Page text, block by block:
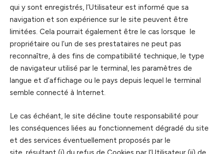
qui y sont enregistrés, l’Utilisateur est informé que sa
navigation et son expérience sur le site peuvent être
limitées. Cela pourrait également être le cas lorsque le
propriétaire ou l’un de ses prestataires ne peut pas
reconnaître, à des fins de compatibilité technique, le type
de navigateur utilisé par le terminal, les paramètres de
langue et d’affichage ou le pays depuis lequel le terminal
semble connecté à Internet.
Le cas échéant, le site décline toute responsabilité pour
les conséquences liées au fonctionnement dégradé du site
et des services éventuellement proposés par le